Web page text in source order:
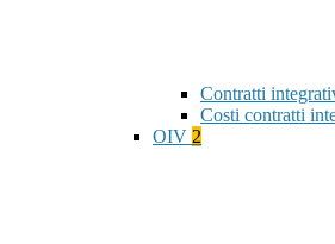
Contratti
Costi contratti
OIV 2